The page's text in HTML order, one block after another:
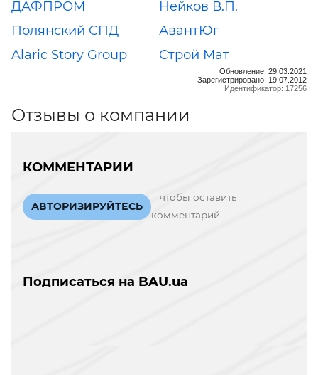
ДАФПРОМ
Нейков В.П.
Полянский СПД
АвантЮг
Alaric Story Group
Строй Мат
Обновление: 29.03.2021
Зарегистрировано: 19.07.2012
Идентификатор: 17256
Отзывы о компании
КОММЕНТАРИИ
АВТОРИЗИРУЙТЕСЬ
чтобы оставить
комментарий
Подписаться на BAU.ua